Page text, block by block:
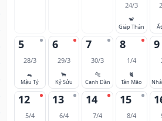
24/3
🐒
Giáp Thân
5
28/3
🐀
Mậu Tý
6
29/3
🐂
Kỷ Sửu
7
30/3
🐅
Canh Dần
8
1/4
🐈
Tân Mão
9
12
5/4
13
6/4
14
7/4
15
8/4